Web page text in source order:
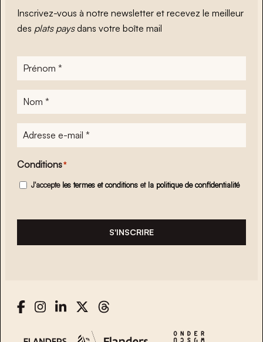
Inscrivez-vous à notre newsletter et recevez le meilleur
des plats paysdans votre boîte mail
Prénom
Nom
Adresse
e-
mail*
Conditions*
J'accepte les termes et conditions et la politique de confidentialité
S'INSCRIRE